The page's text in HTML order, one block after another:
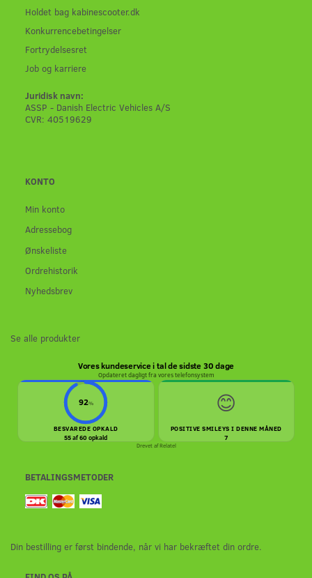
Holdet bag kabinescooter.dk
Konkurrencebetingelser
Fortrydelsesret
Job og karriere
Juridisk navn:
ASSP - Danish Electric Vehicles A/S
CVR: 40519629
KONTO
Min konto
Adressebog
Ønskeliste
Ordrehistorik
Nyhedsbrev
Se alle produkter
Vores kundeservice i tal de sidste 30 dage
Opdateret dagligt fra vores telefonsystem
92%
BESVAREDE OPKALD
55 af 60 opkald
😊
POSITIVE SMILEYS I DENNE MÅNED
7
Drevet afRelatel
BETALINGSMETODER
Din bestilling er først bindende, når vi har bekræftet din ordre.